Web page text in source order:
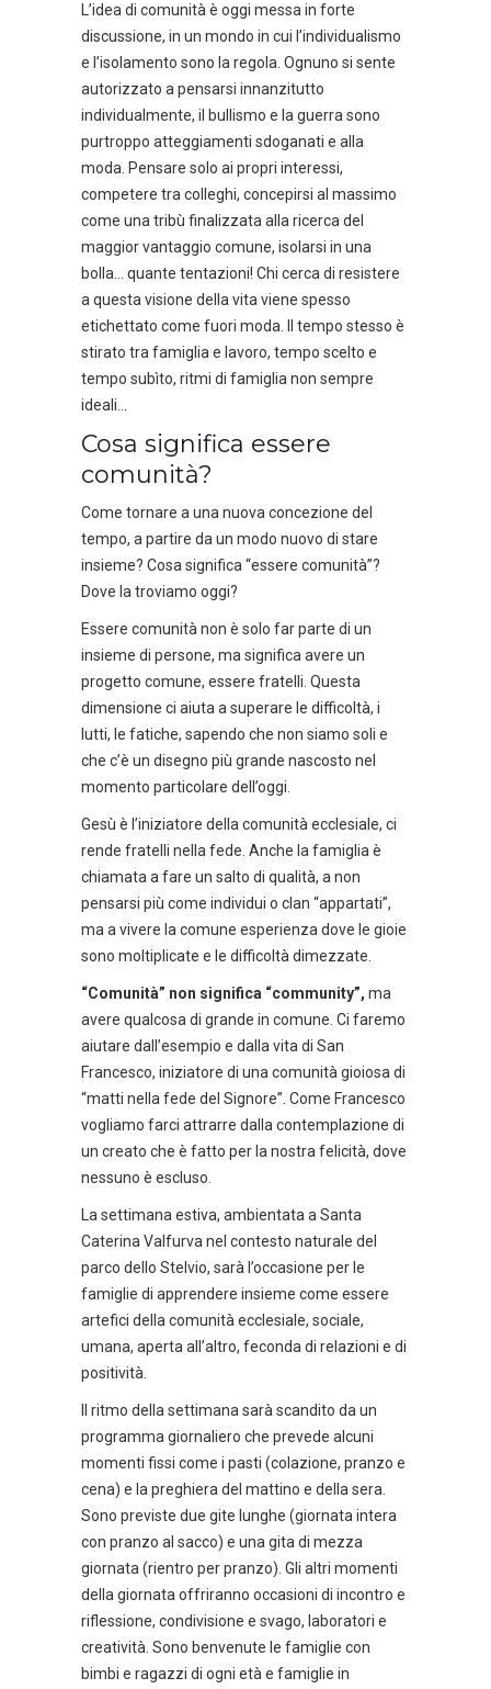
L’idea di comunità è oggi messa in forte
discussione, in un mondo in cui l’individualismo
e l’isolamento sono la regola. Ognuno si sente
autorizzato a pensarsi innanzitutto
individualmente, il bullismo e la guerra sono
purtroppo atteggiamenti sdoganati e alla
moda. Pensare solo ai propri interessi,
competere tra colleghi, concepirsi al massimo
come una tribù finalizzata alla ricerca del
maggior vantaggio comune, isolarsi in una
bolla… quante tentazioni! Chi cerca di resistere
a questa visione della vita viene spesso
etichettato come fuori moda. Il tempo stesso è
stirato tra famiglia e lavoro, tempo scelto e
tempo subìto, ritmi di famiglia non sempre
ideali…
Cosa significa essere
comunità?
Come tornare a una nuova concezione del
tempo, a partire da un modo nuovo di stare
insieme? Cosa significa “essere comunità”?
Dove la troviamo oggi?
Essere comunità non è solo far parte di un
insieme di persone, ma significa avere un
progetto comune, essere fratelli. Questa
dimensione ci aiuta a superare le difficoltà, i
lutti, le fatiche, sapendo che non siamo soli e
che c’è un disegno più grande nascosto nel
momento particolare dell’oggi.
Gesù è l’iniziatore della comunità ecclesiale, ci
rende fratelli nella fede. Anche la famiglia è
chiamata a fare un salto di qualità, a non
pensarsi più come individui o clan “appartati”,
ma a vivere la comune esperienza dove le gioie
sono moltiplicate e le difficoltà dimezzate.
“Comunità” non significa “community”, ma
avere qualcosa di grande in comune. Ci faremo
aiutare dall’esempio e dalla vita di San
Francesco, iniziatore di una comunità gioiosa di
“matti nella fede del Signore”. Come Francesco
vogliamo farci attrarre dalla contemplazione di
un creato che è fatto per la nostra felicità, dove
nessuno è escluso.
La settimana estiva, ambientata a Santa
Caterina Valfurva nel contesto naturale del
parco dello Stelvio, sarà l’occasione per le
famiglie di apprendere insieme come essere
artefici della comunità ecclesiale, sociale,
umana, aperta all’altro, feconda di relazioni e di
positività.
Il ritmo della settimana sarà scandito da un
programma giornaliero che prevede alcuni
momenti fissi come i pasti (colazione, pranzo e
cena) e la preghiera del mattino e della sera.
Sono previste due gite lunghe (giornata intera
con pranzo al sacco) e una gita di mezza
giornata (rientro per pranzo). Gli altri momenti
della giornata offriranno occasioni di incontro e
riflessione, condivisione e svago, laboratori e
creatività. Sono benvenute le famiglie con
bimbi e ragazzi di ogni età e famiglie in